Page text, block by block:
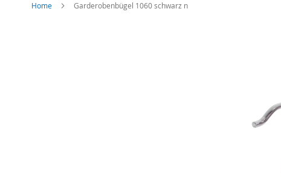
Home Garderobenbügel 1060 schwarz n